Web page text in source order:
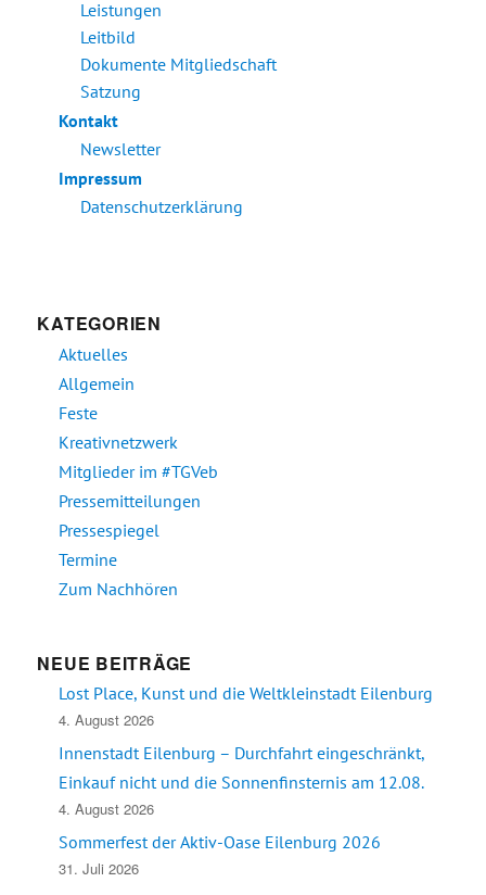
Leistungen
Leitbild
Dokumente Mitgliedschaft
Satzung
Kontakt
Newsletter
Impressum
Datenschutzerklärung
KATEGORIEN
Aktuelles
Allgemein
Feste
Kreativnetzwerk
Mitglieder im #TGVeb
Pressemitteilungen
Pressespiegel
Termine
Zum Nachhören
NEUE BEITRÄGE
Lost Place, Kunst und die Weltkleinstadt Eilenburg
4. August 2026
Innenstadt Eilenburg – Durchfahrt eingeschränkt,
Einkauf nicht und die Sonnenfinsternis am 12.08.
4. August 2026
Sommerfest der Aktiv-Oase Eilenburg 2026
31. Juli 2026